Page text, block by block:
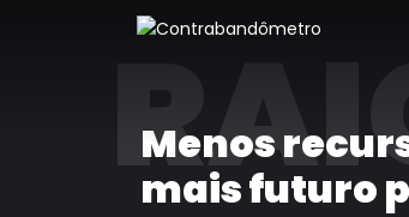
Menos
mais futuro